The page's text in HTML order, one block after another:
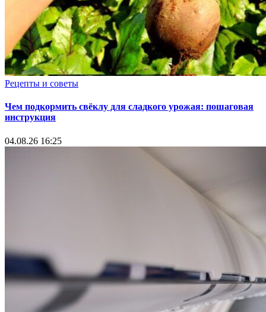
Рецепты и советы
Чем подкормить свёклу для сладкого урожая: пошаговая
инструкция
04.08.26 16:25